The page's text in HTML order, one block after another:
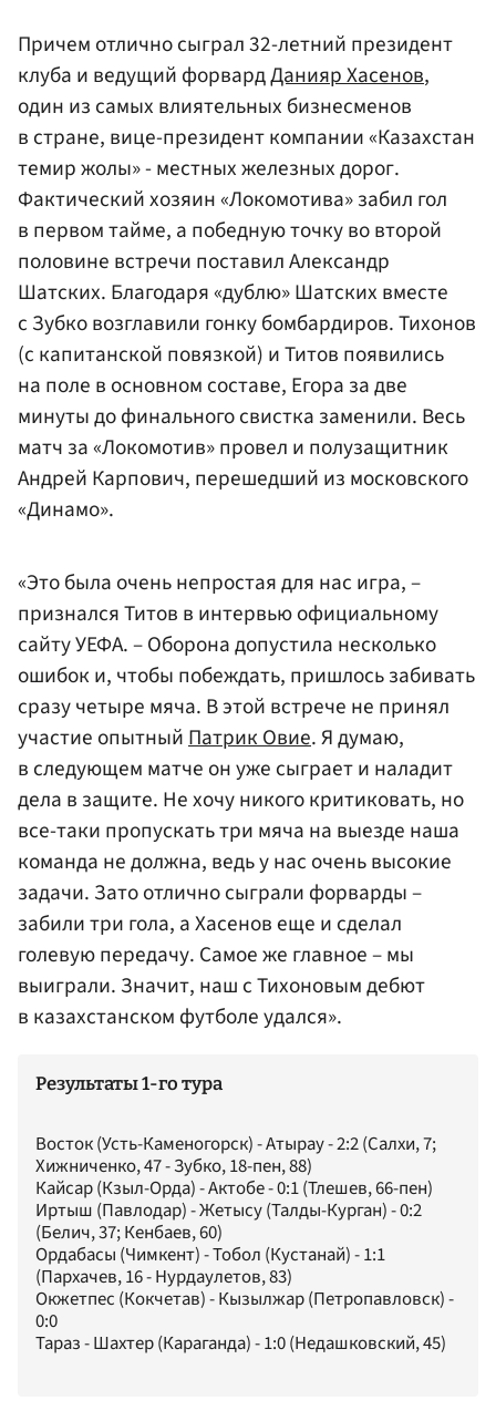
Причем отлично сыграл 32-летний президент
клуба и ведущий форвардДанияр Хасенов,
один из самых влиятельных бизнесменов
в стране, вице-президент компании «Казахстан
темир жолы» - местных железных дорог.
Фактический хозяин «Локомотива» забил гол
в первом тайме, а победную точку во второй
половине встречи поставил Александр
Шатских. Благодаря «дублю» Шатских вместе
с Зубко возглавили гонку бомбардиров. Тихонов
(с капитанской повязкой) и Титов появились
на поле в основном составе, Егора за две
минуты до финального свистка заменили. Весь
матч за «Локомотив» провел и полузащитник
Андрей Карпович, перешедший из московского
«Динамо».
«Это была очень непростая для нас игра, –
признался Титов в интервью официальному
сайту УЕФА. – Оборона допустила несколько
ошибок и, чтобы побеждать, пришлось забивать
сразу четыре мяча. В этой встрече не принял
участие опытныйПатрик Овие. Я думаю,
в следующем матче он уже сыграет и наладит
дела в защите. Не хочу никого критиковать, но
все-таки пропускать три мяча на выезде наша
команда не должна, ведь у нас очень высокие
задачи. Зато отлично сыграли форварды –
забили три гола, а Хасенов еще и сделал
голевую передачу. Самое же главное – мы
выиграли. Значит, наш с Тихоновым дебют
в казахстанском футболе удался».
Результаты 1-го тура
Восток (Усть-Каменогорск) - Атырау - 2:2 (Салхи, 7;
Хижниченко, 47 - Зубко, 18-пен, 88)
Кайсар (Кзыл-Орда) - Актобе - 0:1 (Тлешев, 66-пен)
Иртыш (Павлодар) - Жетысу (Талды-Курган) - 0:2
(Белич, 37; Кенбаев, 60)
Ордабасы (Чимкент) - Тобол (Кустанай) - 1:1
(Пархачев, 16 - Нурдаулетов, 83)
Окжетпес (Кокчетав) - Кызылжар (Петропавловск) -
0:0
Тараз - Шахтер (Караганда) - 1:0 (Недашковский, 45)